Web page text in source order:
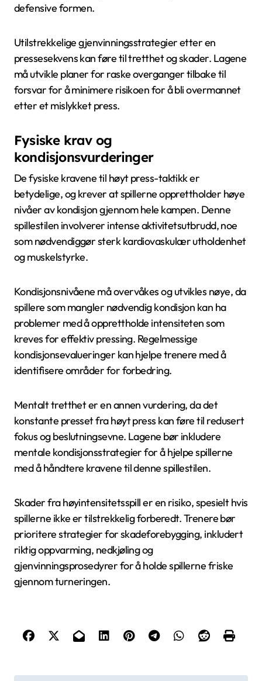
defensive formen.
Utilstrekkelige gjenvinningsstrategier etter en
pressesekvens kan føre til tretthet og skader. Lagene
må utvikle planer for raske overganger tilbake til
forsvar for å minimere risikoen for å bli overmannet
etter et mislykket press.
Fysiske krav og
kondisjonsvurderinger
De fysiske kravene til høyt press-taktikk er
betydelige, og krever at spillerne opprettholder høye
nivåer av kondisjon gjennom hele kampen. Denne
spillestilen involverer intense aktivitetsutbrudd, noe
som nødvendiggør sterk kardiovaskulær utholdenhet
og muskelstyrke.
Kondisjonsnivåene må overvåkes og utvikles nøye, da
spillere som mangler nødvendig kondisjon kan ha
problemer med å opprettholde intensiteten som
kreves for effektiv pressing. Regelmessige
kondisjonsevalueringer kan hjelpe trenere med å
identifisere områder for forbedring.
Mentalt tretthet er en annen vurdering, da det
konstante presset fra høyt press kan føre til redusert
fokus og beslutningsevne. Lagene bør inkludere
mentale kondisjonsstrategier for å hjelpe spillerne
med å håndtere kravene til denne spillestilen.
Skader fra høyintensitetsspill er en risiko, spesielt hvis
spillerne ikke er tilstrekkelig forberedt. Trenere bør
prioritere strategier for skadeforebygging, inkludert
riktig oppvarming, nedkjøling og
gjenvinningsprosedyrer for å holde spillerne friske
gjennom turneringen.